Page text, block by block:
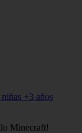
+3 años
Minecraft!